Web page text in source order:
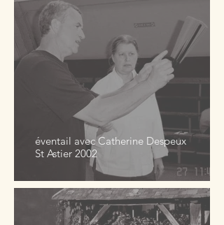
éventail avec Catherine Despeux
St Astier 2002